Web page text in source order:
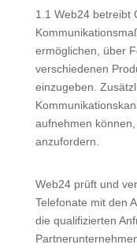
1.1 Web24 betreibt
ermöglichen, über
verschiedenen
einzugeben.
aufnehmen
anzufordern.
Web24 prüft und
Telefonate mit den
die qualifizierten